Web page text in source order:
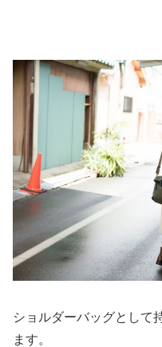
ショルダーバッグとして
ます。